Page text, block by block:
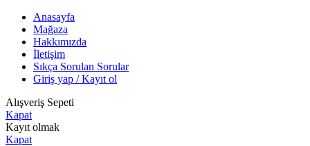
Anasayfa
Mağaza
Hakkımızda
İletişim
Sıkça Sorulan Sorular
Giriş yap / Kayıt ol
Alışveriş Sepeti
Kapat
Kayıt olmak
Kapat